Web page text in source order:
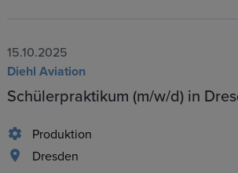
15.10.2025
Diehl Aviation
Schülerpraktikum (m/w/d) in
Produktion
Dresden